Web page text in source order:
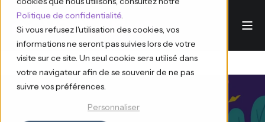
Politique de confidentialité.
Si vous refusez l'utilisation des cookies, vos
informations ne seront pas suivies lors de votre
visite sur ce site. Un seul cookie sera utilisé dans
votre navigateur afin de se souvenir de ne pas
suivre vos préférences.
Personnaliser